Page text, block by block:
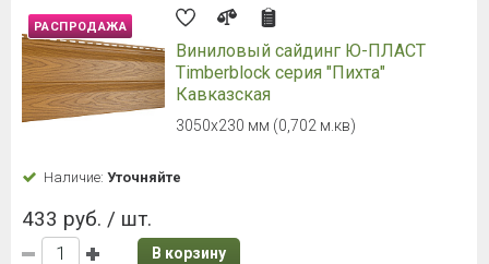
РАСПРОДАЖА
Виниловый сайдинг Ю-ПЛАСТ
Timberblock серия "Пихта"
Кавказская
3050х230 мм (0,702 м.кв)
Наличие: Уточняйте
433 руб. / шт.
В корзину